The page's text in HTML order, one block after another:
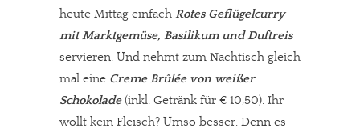
In eigener Sache
Dir gefällt unsere Arbeit?
meinesuedstadt.de finanziert sich durch Partnerprofile und
Werbung. Beide Einnahmequellen sind in den letzten Monaten
stark zurückgegangen.
heute Mittag einfach Rotes Geflügelcurry
mit Marktgemüse, Basilikum und Duftreis
servieren. Und nehmt zum Nachtisch gleich
mal eine Creme Brûlée von weißer
Schokolade(inkl. Getränk für € 10,50). Ihr
wollt kein Fleisch? Umso besser. Denn es